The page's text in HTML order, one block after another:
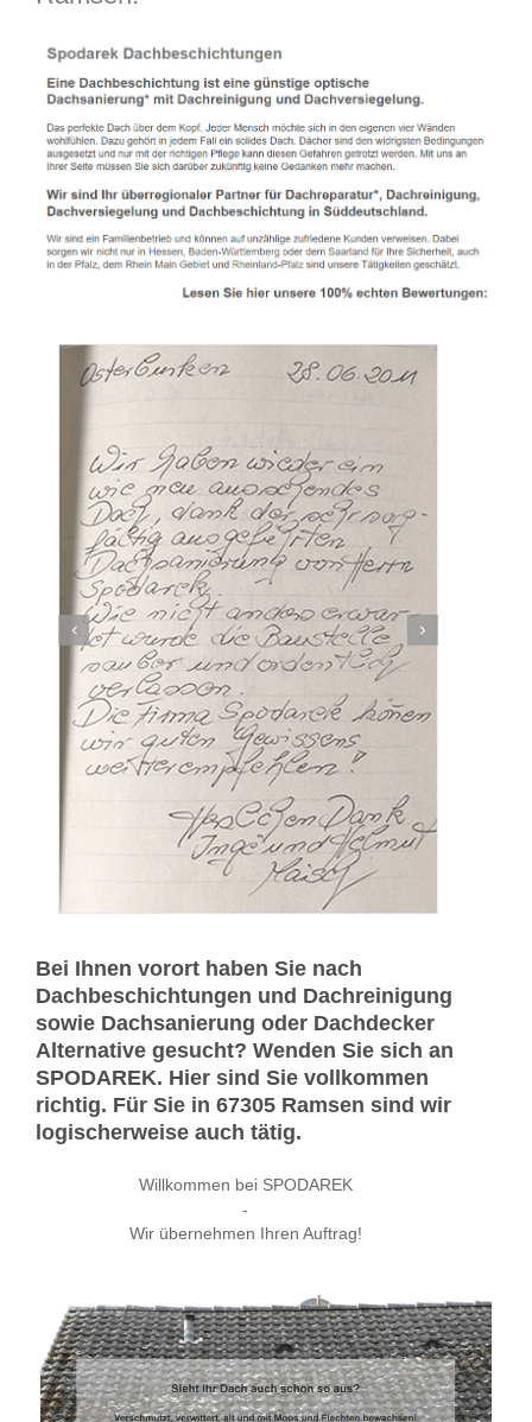
Bei Ihnen vorort haben Sie nach
Dachbeschichtungen und Dachreinigung
sowie Dachsanierung oder Dachdecker
Alternative gesucht? Wenden Sie sich an
SPODAREK. Hier sind Sie vollkommen
richtig. Für Sie in 67305 Ramsen sind wir
logischerweise auch tätig.
Willkommen bei SPODAREK
-
Wir übernehmen Ihren Auftrag!